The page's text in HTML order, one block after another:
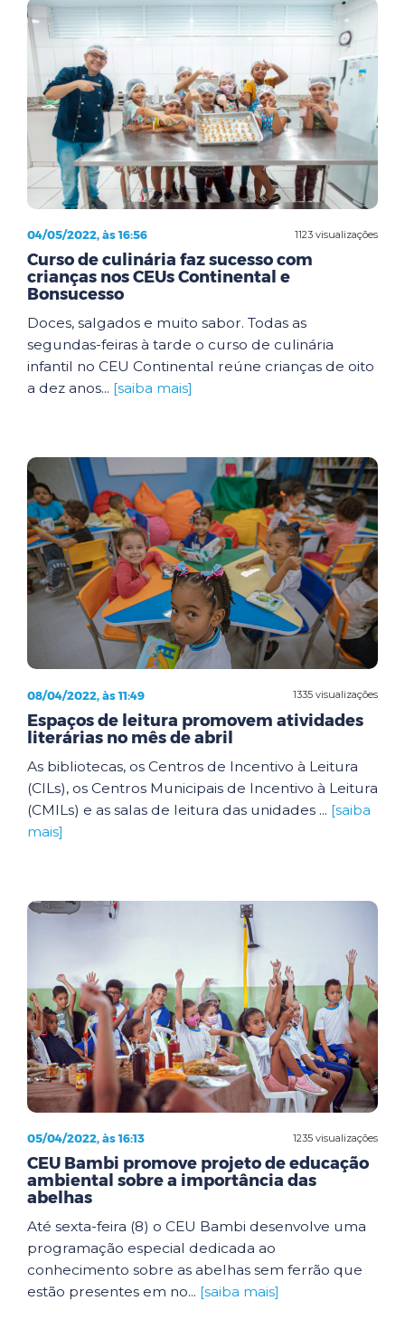
1123 visualizações
04/05/2022, às 16:56
Curso de culinária faz sucesso com
crianças nos CEUs Continental e
Bonsucesso
Doces, salgados e muito sabor. Todas as
segundas-feiras à tarde o curso de culinária
infantil no CEU Continental reúne crianças de oito
a dez anos... [saiba mais]
1335 visualizações
08/04/2022, às 11:49
Espaços de leitura promovem atividades
literárias no mês de abril
As bibliotecas, os Centros de Incentivo à Leitura
(CILs), os Centros Municipais de Incentivo à Leitura
(CMILs) e as salas de leitura das unidades ... [saiba
mais]
1235 visualizações
05/04/2022, às 16:13
CEU Bambi promove projeto de educação
ambiental sobre a importância das
abelhas
Até sexta-feira (8) o CEU Bambi desenvolve uma
programação especial dedicada ao
conhecimento sobre as abelhas sem ferrão que
estão presentes em no... [saiba mais]